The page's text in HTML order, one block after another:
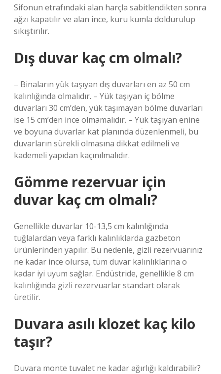
Sifonun etrafındaki alan harçla sabitlendikten sonra
ağzı kapatılır ve alan ince, kuru kumla doldurulup
sıkıştırılır.
Dış duvar kaç cm olmalı?
– Binaların yük taşıyan dış duvarları en az 50 cm
kalınlığında olmalıdır. – Yük taşıyan iç bölme
duvarları 30 cm’den, yük taşımayan bölme duvarları
ise 15 cm’den ince olmamalıdır. – Yük taşıyan enine
ve boyuna duvarlar kat planında düzenlenmeli, bu
duvarların sürekli olmasına dikkat edilmeli ve
kademeli yapıdan kaçınılmalıdır.
Gömme rezervuar için
duvar kaç cm olmalı?
Genellikle duvarlar 10-13,5 cm kalınlığında
tuğlalardan veya farklı kalınlıklarda gazbeton
ürünlerinden yapılır. Bu nedenle, gizli rezervuarınız
ne kadar ince olursa, tüm duvar kalınlıklarına o
kadar iyi uyum sağlar. Endüstride, genellikle 8 cm
kalınlığında gizli rezervuarlar standart olarak
üretilir.
Duvara asılı klozet kaç kilo
taşır?
Duvara monte tuvalet ne kadar ağırlığı kaldırabilir?